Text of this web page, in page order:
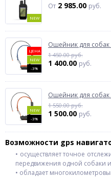
NEW
От 2 985.00 руб.
ЦЕНА
NEW
-3%
Ошейник для собак
1 450.00 руб.
1 400.00 руб.
NEW
-3%
Ошейник для собак
1 550.00 руб.
1 500.00 руб.
Возможности gps
• осуществляет точное
передвижения одной собаки
• обладает